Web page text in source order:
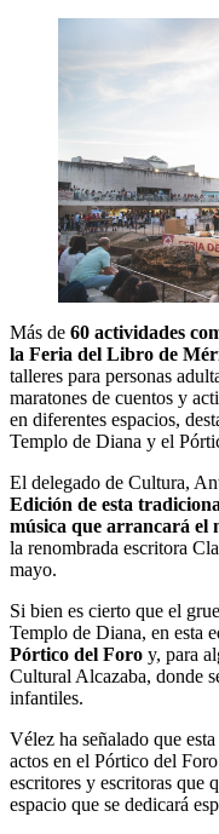
Más de 60 actividades
la Feria del Libro de
talleres para personas
maratones de cuentos y
en diferentes espacios,
Templo de Diana y el
El delegado de Cultura,
Edición de esta
música que arrancará el
la renombrada escritora
mayo.
Si bien es cierto que el
Templo de Diana, en esta
Pórtico del Foro y, para
Cultural Alcazaba, donde
infantiles.
Vélez ha señalado que
actos en el Pórtico del
escritores y escritoras que
espacio que se dedicará